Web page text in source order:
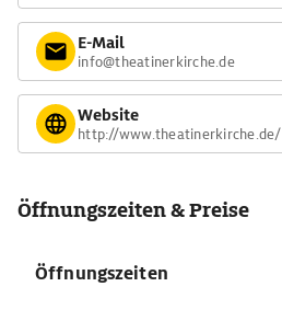
E-Mail
info@theatinerkirche.de
Website
http://www.theatinerkirche.de/
Öffnungszeiten & Preise
Öffnungszeiten